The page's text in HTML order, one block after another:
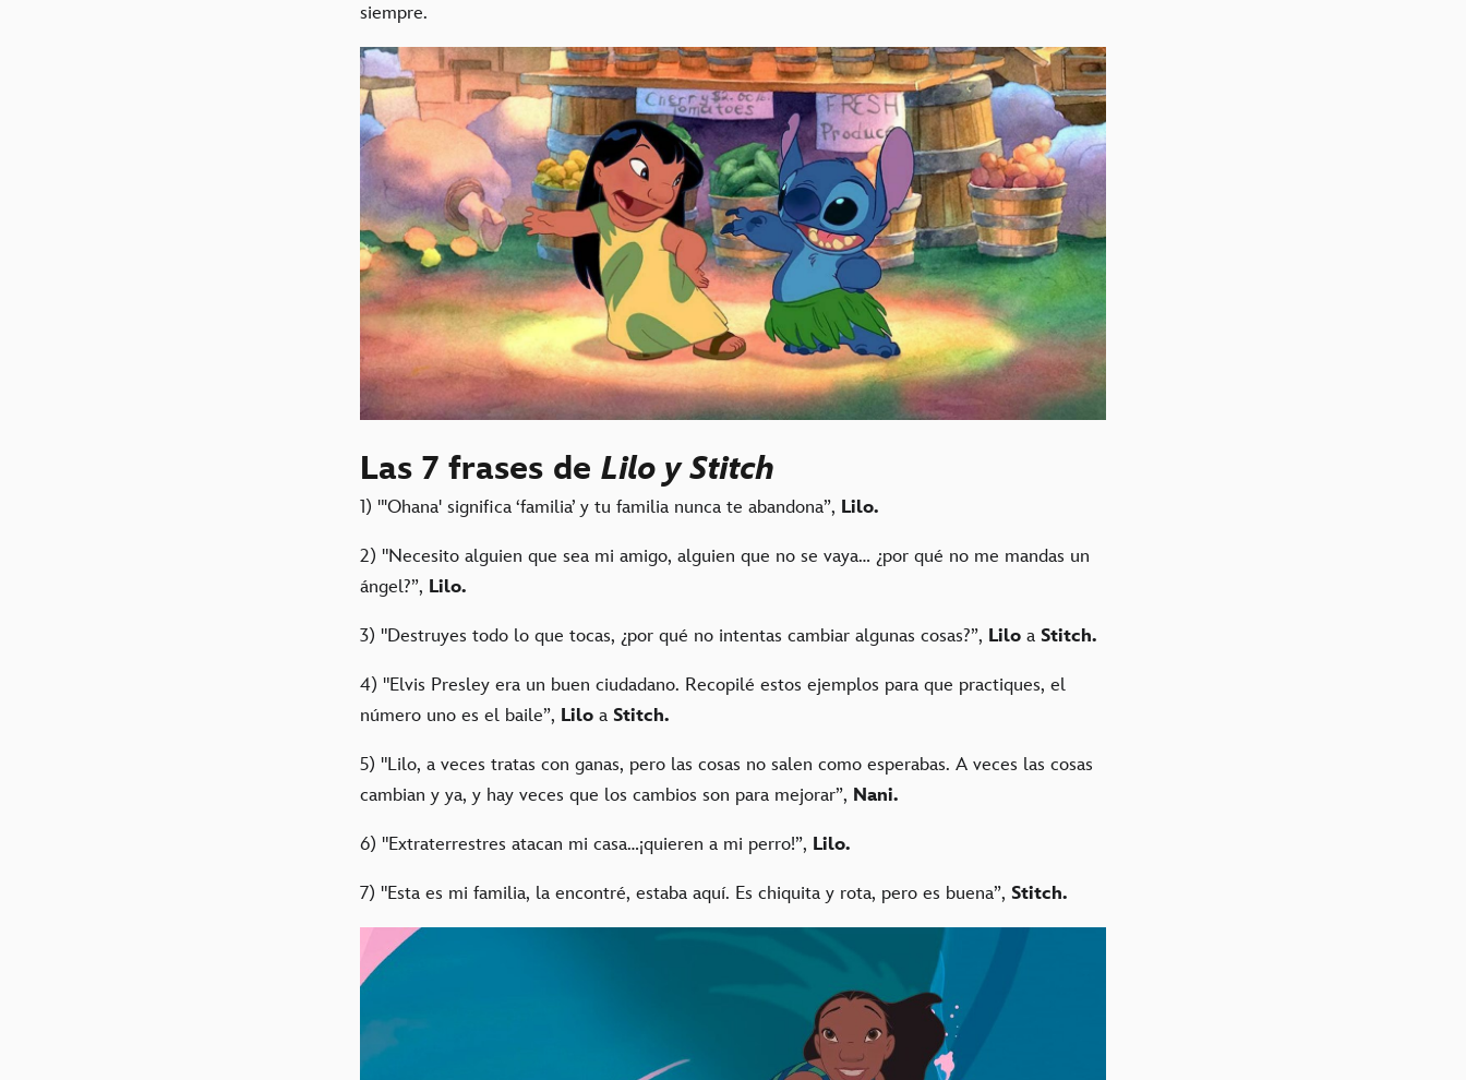
siempre.
Las 7 frases de Lilo y Stitch
1) "'Ohana' significa ‘familia’ y tu familia nunca te abandona”, Lilo.
2) "Necesito alguien que sea mi amigo, alguien que no se vaya… ¿por qué no me mandas un
ángel?”, Lilo.
3) "Destruyes todo lo que tocas, ¿por qué no intentas cambiar algunas cosas?”, Lilo a Stitch.
4) "Elvis Presley era un buen ciudadano. Recopilé estos ejemplos para que practiques, el
número uno es el baile”, Lilo a Stitch.
5) "Lilo, a veces tratas con ganas, pero las cosas no salen como esperabas. A veces las cosas
cambian y ya, y hay veces que los cambios son para mejorar”, Nani.
6) "Extraterrestres atacan mi casa…¡quieren a mi perro!”, Lilo.
7) "Esta es mi familia, la encontré, estaba aquí. Es chiquita y rota, pero es buena”, Stitch.